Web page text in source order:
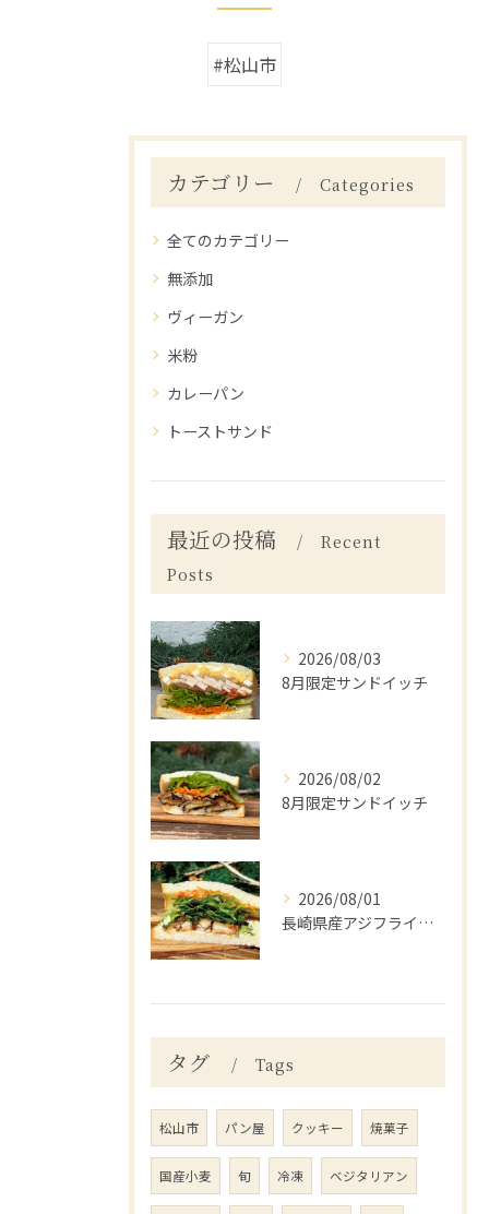
#松山市
カテゴリー Categories
全てのカテゴリー
無添加
ヴィーガン
米粉
カレーパン
トーストサンド
最近の投稿
Recent
Posts
2026/08/03
8月限定サンドイッチ
2026/08/02
8月限定サンドイッチ
2026/08/01
長崎県産アジフライと梅しそ
タグ Tags
松山市 パン屋 クッキー 焼菓子
国産小麦 旬 冷凍 ベジタリアン